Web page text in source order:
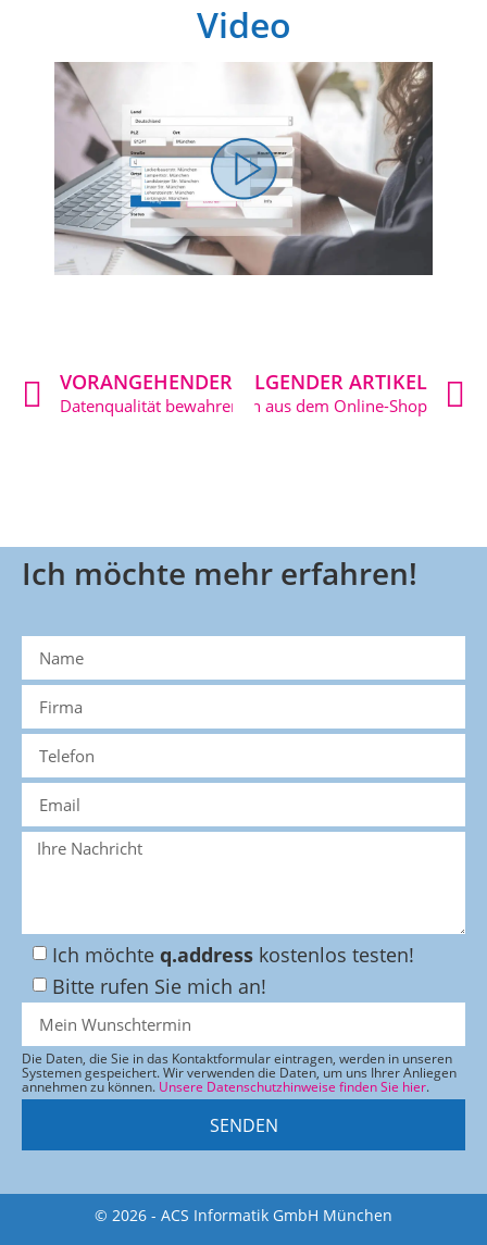
Video
VORANGEHENDER ARTIKEL
Datenqualität bewahren mit q.address
NACHFOLGENDER ARTIKEL
Top Adressen aus dem Online-Shop
Ich möchte mehr erfahren!
Ich möchte q.address kostenlos testen!
Bitte rufen Sie mich an!
Die Daten, die Sie in das Kontaktformular eintragen, werden in unseren
Systemen gespeichert. Wir verwenden die Daten, um uns Ihrer Anliegen
annehmen zu können. Unsere Datenschutzhinweise finden Sie hier.
SENDEN
© 2026 - ACS Informatik GmbH München